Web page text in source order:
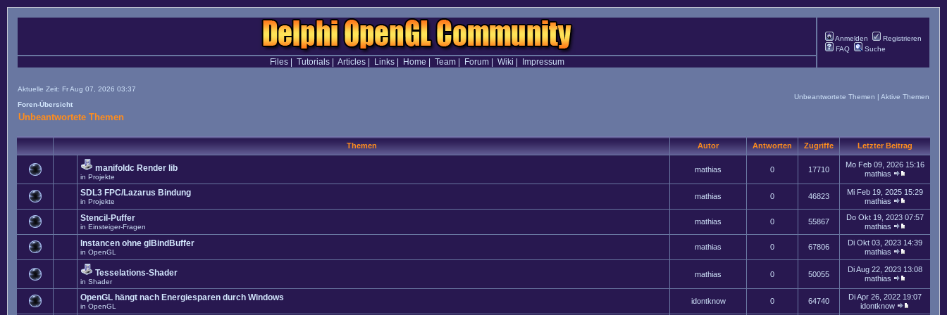
Anmelden
Registrieren
FAQ
Suche
Files| Tutorials| Articles| Links| Home Team| Forum| Wiki Impressum
Aktuelle Zeit: Fr Aug 07, 2026 03:37
Foren-Übersicht
Unbeantwortete Themen | Aktive Themen
Unbeantwortete Themen
Themen Autor Antworten Zugriffe Letzter Beitrag
manifoldc Render lib
in Projekte
mathias 0 17710
Mo Feb 09, 2026 15:16
mathias
SDL3 FPC/Lazarus Bindung
in Projekte
mathias 0 46823
Mi Feb 19, 2025 15:29
mathias
Stencil-Puffer
in Einsteiger-Fragen
mathias 0 55867
Do Okt 19, 2023 07:57
mathias
Instancen ohne glBindBuffer
in OpenGL
mathias 0 67806
Di Okt 03, 2023 14:39
mathias
Tesselations-Shader
in Shader
mathias 0 50055
Di Aug 22, 2023 13:08
mathias
OpenGL hängt nach Energiesparen durch Windows
in OpenGL
idontknow 0 64740
Di Apr 26, 2022 19:07
idontknow